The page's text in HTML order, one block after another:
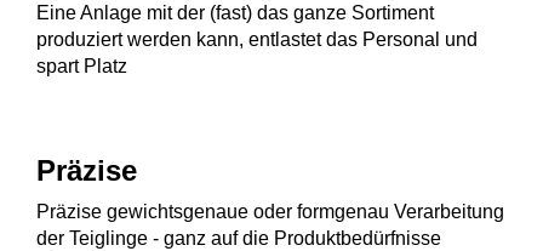
Eine Anlage mit der (fast) das ganze Sortiment
produziert werden kann, entlastet das Personal und
spart Platz
Präzise
Präzise gewichtsgenaue oder formgenau Verarbeitung
der Teiglinge - ganz auf die Produktbedürfnisse